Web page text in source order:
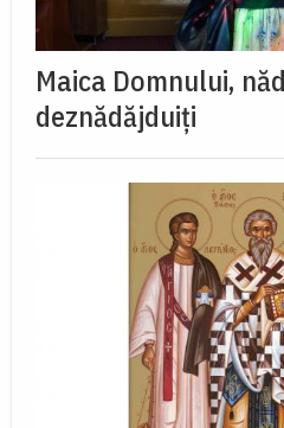
Maica Domnului,
deznădăjduiți